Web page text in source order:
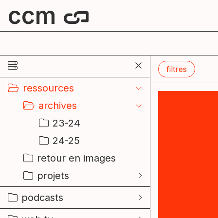
ccm
ressources
archives
23-24
24-25
retour en images
projets
podcasts
filtres